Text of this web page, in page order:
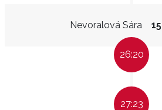
Nevoralová Sára
26:20
27:23